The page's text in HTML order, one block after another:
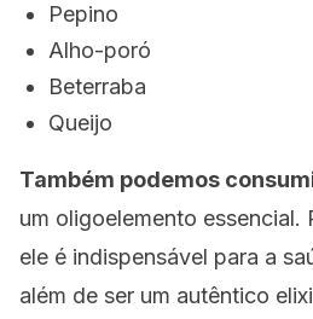
Pepino
Alho-poró
Beterraba
Queijo
Também podemos
um oligoelemento essencial.
ele é indispensável para a
além de ser um autêntico